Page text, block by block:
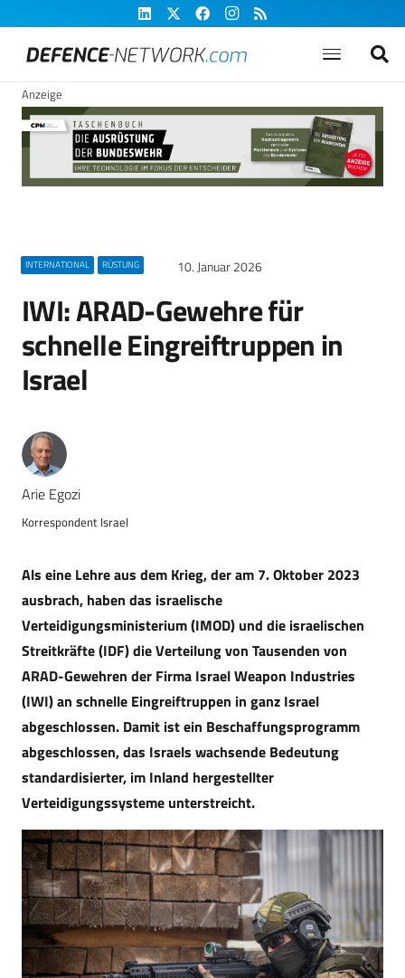
Anzeige
INTERNATIONAL RÜSTUNG 10. Januar 2026
IWI: ARAD-Gewehre für
schnelle Eingreiftruppen in
Israel
Arie Egozi
Korrespondent Israel
Als eine Lehre aus dem Krieg, der am 7. Oktober 2023
ausbrach, haben das israelische
Verteidigungsministerium (IMOD) und die israelischen
Streitkräfte (IDF) die Verteilung von Tausenden von
ARAD-Gewehren der Firma Israel Weapon Industries
(IWI) an schnelle Eingreiftruppen in ganz Israel
abgeschlossen. Damit ist ein Beschaffungsprogramm
abgeschlossen, das Israels wachsende Bedeutung
standardisierter, im Inland hergestellter
Verteidigungssysteme unterstreicht.